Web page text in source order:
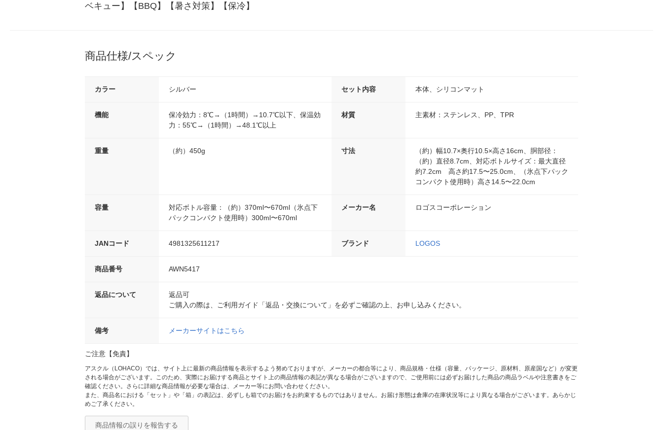
ベキュー】【BBQ】【暑さ対策】【保冷】
商品仕様/スペック
カラー シルバー セット内容 本体、シリコンマット
機能
保冷効力：8℃→（1時間）→10.7℃以下、保温効
力：55℃→（1時間）→48.1℃以上
材質 主素材：ステンレス、PP、TPR
重量 （約）450g 寸法
（約）幅10.7×奥行10.5×高さ16cm、胴部径：
（約）直径8.7cm、対応ボトルサイズ：最大直径
約7.2cm 高さ約17.5〜25.0cm、（氷点下パック
コンパクト使用時）高さ14.5〜22.0cm
容量
対応ボトル容量：（約）370ml〜670ml（氷点下
パックコンパクト使用時）300ml〜670ml
メーカー名 ロゴスコーポレーション
JANコード 4981325611217 ブランド LOGOS
商品番号 AWN5417
返品について
返品可
ご購入の際は、ご利用ガイド「返品・交換について」を必ずご確認の上、お申し込みください。
備考 メーカーサイトはこちら
ご注意【免責】
アスクル（LOHACO）では、サイト上に最新の商品情報を表示するよう努めておりますが、メーカーの都合等により、商品規格・仕様（容量、パッケージ、原材料、原産国など）が変更
される場合がございます。このため、実際にお届けする商品とサイト上の商品情報の表記が異なる場合がございますので、ご使用前には必ずお届けした商品の商品ラベルや注意書きをご
確認ください。さらに詳細な商品情報が必要な場合は、メーカー等にお問い合わせください。
また、商品名における「セット」や「箱」の表記は、必ずしも箱でのお届けをお約束するものではありません。お届け形態は倉庫の在庫状況等により異なる場合がございます。あらかじ
めご了承ください。
商品情報の誤りを報告する